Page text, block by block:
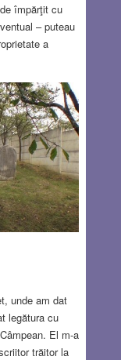
împărţit cu
– puteau
a
unde am dat
legătura cu
El m-a
trăitor la